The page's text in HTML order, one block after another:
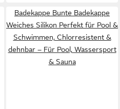
Badekappe Bunte Badekappe
Weiches Silikon Perfekt für Pool &
Schwimmen, Chlorresistent &
dehnbar – Für Pool, Wassersport
& Sauna